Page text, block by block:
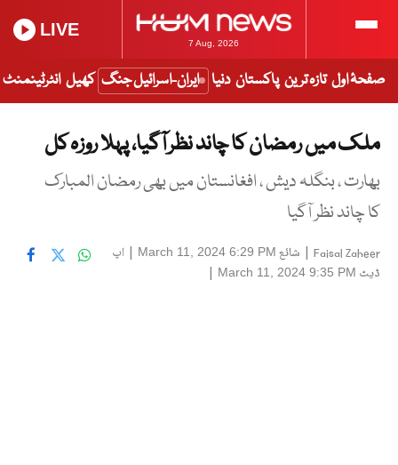
7 Aug, 2026
LIVE
صفحۂ اول تازہ ترین پاکستان دنیا ایران-اسرائیل جنگ کھیل انٹرٹینمنٹ
ملک میں رمضان کا چاند نظر آگیا، پہلا روزہ کل
بھارت ، بنگلہ دیش ، افغانستان میں بھی رمضان المبارک
کا چاند نظر آگیا
Faisal Zaheer
| شائع March 11, 2024 6:29 PM
| اپ
ڈیٹ March 11, 2024 9:35 PM
|